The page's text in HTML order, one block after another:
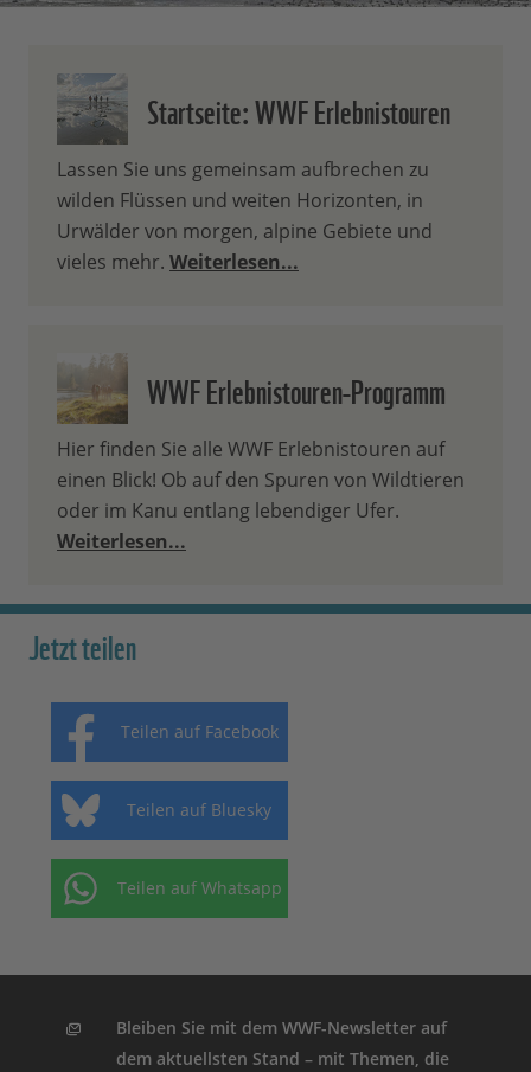
Startseite: WWF Erlebnistouren
Lassen Sie uns gemeinsam aufbrechen zu
wilden Flüssen und weiten Horizonten, in
Urwälder von morgen, alpine Gebiete und
vieles mehr. Weiterlesen...
WWF Erlebnistouren-Programm
Hier finden Sie alle WWF Erlebnistouren auf
einen Blick! Ob auf den Spuren von Wildtieren
oder im Kanu entlang lebendiger Ufer.
Weiterlesen...
Jetzt teilen
Teilen auf Facebook
Teilen auf Bluesky
Teilen auf Whatsapp
Bleiben Sie mit dem WWF-Newsletter auf
dem aktuellsten Stand – mit Themen, die